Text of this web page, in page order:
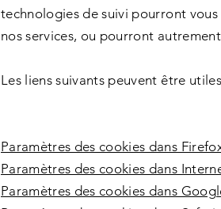
technologies de suivi pourront
nos services, ou pourront
Les liens suivants peuvent être
Paramètres des cookies dans
Paramètres des cookies dans
Paramètres des cookies dans